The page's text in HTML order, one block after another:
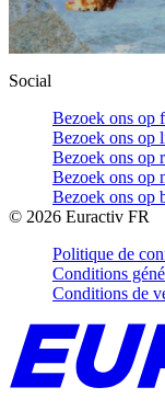
Social
Bezoek ons op
Bezoek ons op
Bezoek ons op
Bezoek ons op
Bezoek ons op
© 2026 Euractiv FR
Politique de
Conditions
Conditions de